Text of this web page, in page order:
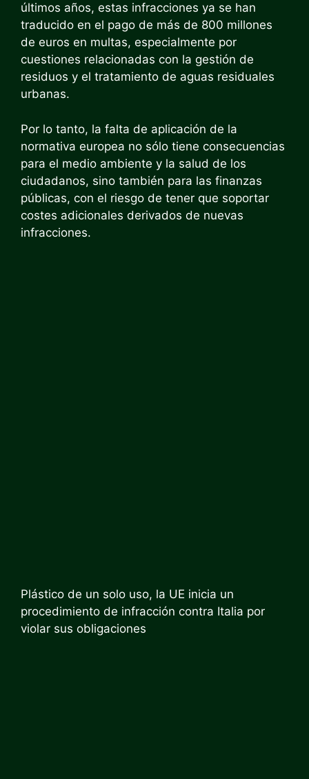
últimos años, estas infracciones ya se han
traducido en el pago de más de 800 millones
de euros en multas, especialmente por
cuestiones relacionadas con la gestión de
residuos y el tratamiento de aguas residuales
urbanas.
Por lo tanto, la falta de aplicación de la
normativa europea no sólo tiene consecuencias
para el medio ambiente y la salud de los
ciudadanos, sino también para las finanzas
públicas, con el riesgo de tener que soportar
costes adicionales derivados de nuevas
infracciones.
Plástico de un solo uso, la UE inicia un
procedimiento de infracción contra Italia por
violar sus obligaciones